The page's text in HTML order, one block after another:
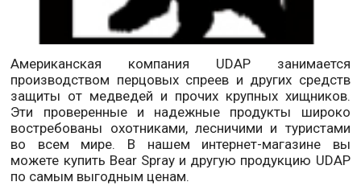
Американская компания UDAP занимается
производством перцовых спреев и других средств
защиты от медведей и прочих крупных хищников.
Эти проверенные и надежные продукты широко
востребованы охотниками, лесничими и туристами
во всем мире. В нашем интернет-магазине вы
можете купить Bear Spray и другую продукцию UDAP
по самым выгодным ценам.